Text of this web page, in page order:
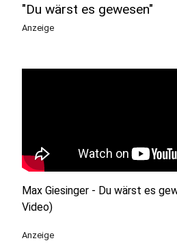
"Du wärst es gewesen"
Anzeige
Max Giesinger - Du wärst es
Video)
Anzeige